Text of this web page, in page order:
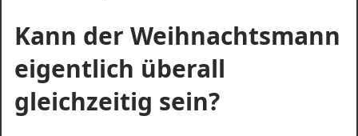
Kann der Weihnachtsmann
eigentlich überall
gleichzeitig sein?